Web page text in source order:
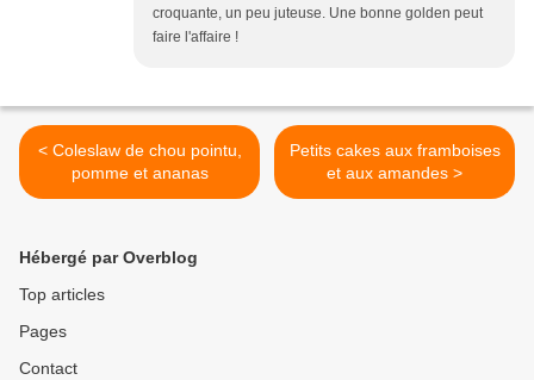
croquante, un peu juteuse. Une bonne golden peut
faire l'affaire !
< Coleslaw de chou pointu,
pomme et ananas
Petits cakes aux framboises
et aux amandes >
Hébergé par Overblog
Top articles
Pages
Contact